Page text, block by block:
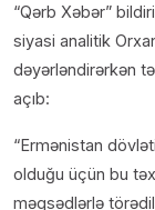
“Qərb Xəbər”
siyasi analitik
dəyərləndirərkən
açıb:
“Ermənistan
olduğu üçün bu
məqsədlərlə